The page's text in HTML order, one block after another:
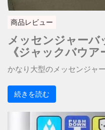
商品レビュー
メッセンジャーバ
《ジャックバウ
かなり大型のメッセンジャ
続きを読む